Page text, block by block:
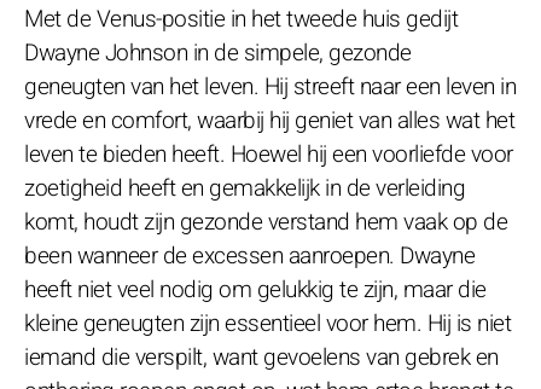
Met de Venus-positie in het tweede huis gedijt
Dwayne Johnson in de simpele, gezonde
geneugten van het leven. Hij streeft naar een leven in
vrede en comfort, waarbij hij geniet van alles wat het
leven te bieden heeft. Hoewel hij een voorliefde voor
zoetigheid heeft en gemakkelijk in de verleiding
komt, houdt zijn gezonde verstand hem vaak op de
been wanneer de excessen aanroepen. Dwayne
heeft niet veel nodig om gelukkig te zijn, maar die
kleine geneugten zijn essentieel voor hem. Hij is niet
iemand die verspilt, want gevoelens van gebrek en